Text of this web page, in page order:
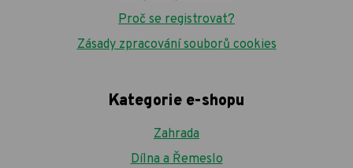
Proč se registrovat?
Zásady zpracování souborů cookies
Kategorie e-shopu
Zahrada
Dílna a Řemeslo